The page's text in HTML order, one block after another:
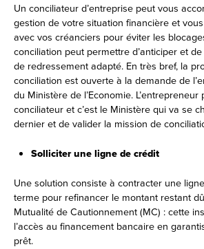
Un conciliateur d’entreprise peut vous
gestion de votre situation financière et
avec vos créanciers pour éviter les
conciliation peut permettre d’anticiper et
de redressement adapté. En très bref, la
conciliation est ouverte à la demande de
du Ministère de l’Economie.
conciliateur et c’est le Ministère qui va se
dernier et de valider la mission de
Solliciter une ligne de crédit
Une solution consiste à contracter une
terme pour refinancer le montant restant
Mutualité de Cautionnement (MC) : cette
l’accès au financement bancaire en
prêt.